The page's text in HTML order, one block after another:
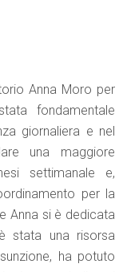
Anna Moro per
fondamentale
giornaliera e nel
una maggiore
settimanale e,
per la
Anna si è dedicata
stata una risorsa
ha potuto